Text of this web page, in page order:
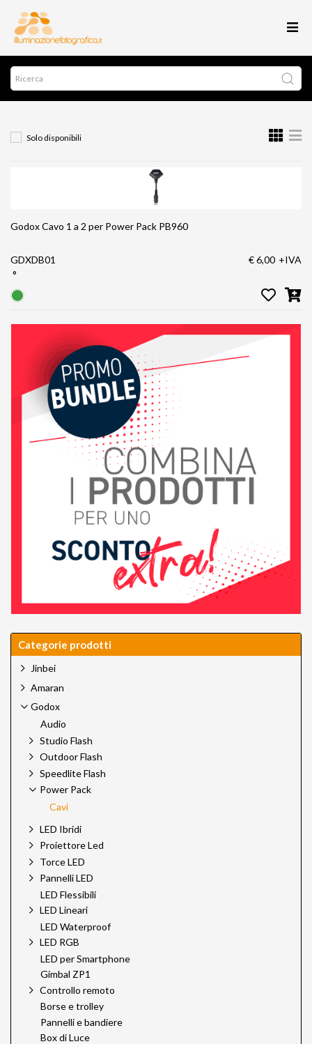
Solo disponibili
Godox Cavo 1 a 2 per Power Pack PB960
GDXDB01
°
€ 6,00 +IVA
Categorie prodotti
Jinbei
Amaran
Godox
Audio
Studio Flash
Outdoor Flash
Speedlite Flash
Power Pack
Cavi
LED Ibridi
Proiettore Led
Torce LED
Pannelli LED
LED Flessibili
LED Lineari
LED Waterproof
LED RGB
LED per Smartphone
Gimbal ZP1
Controllo remoto
Borse e trolley
Pannelli e bandiere
Box di Luce